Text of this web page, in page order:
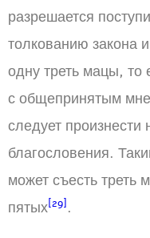
разрешается
толкованию закона
одну треть мацы, то
с общепринятым
следует
благословения.
может съесть
пятых[29] .